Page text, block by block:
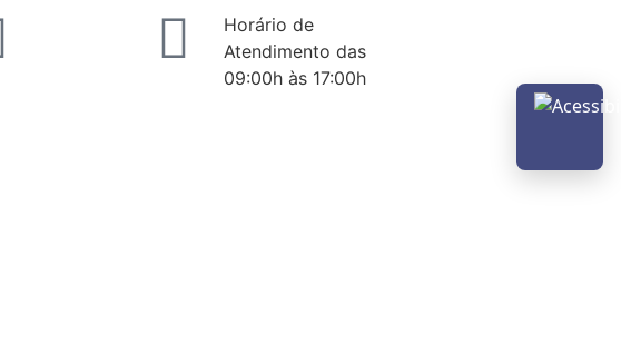
Horário de
Atendimento das
09:00h às 17:00h